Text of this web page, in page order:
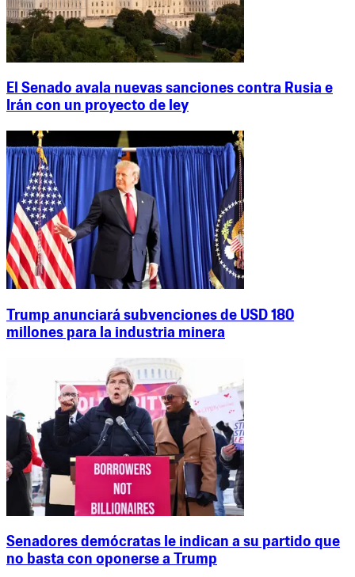
El Senado avala nuevas sanciones contra Rusia e
Irán con un proyecto de ley
Trump anunciará subvenciones de USD 180
millones para la industria minera
Senadores demócratas le indican a su partido que
no basta con oponerse a Trump